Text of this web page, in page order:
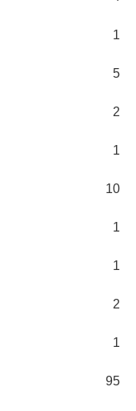
1
5
2
1
10
1
1
2
1
95